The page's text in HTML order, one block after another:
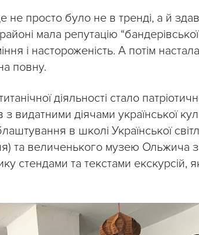
не просто було не в тренді, а й
мала репутацію
і настороженість. А потім
повну.
діяльності стало
з видатними діячами української
в школі Української
та величенького музею Ольжича
стендами та текстами екскурсій,